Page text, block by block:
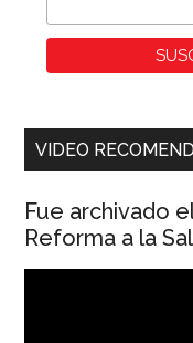
VIDEO
Fue archivado
Reforma a la